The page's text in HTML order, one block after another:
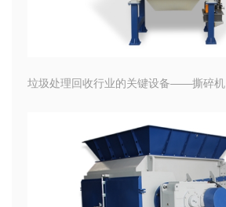
垃圾处理回收行业的关键设备——撕碎机